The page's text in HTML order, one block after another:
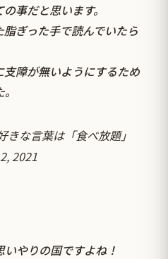
事だと思います。
ぎった手で読んでいたら
障が無いようにするため
な言葉は「食べ放題」
2021
やりの国ですよね！